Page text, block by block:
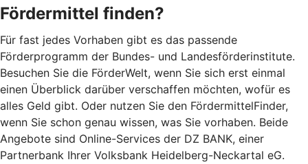
Fördermittel finden?
Für fast jedes Vorhaben gibt es das passende
Förderprogramm der Bundes- und Landesförderinstitute.
Besuchen Sie die FörderWelt, wenn Sie sich erst einmal
einen Überblick darüber verschaffen möchten, wofür es
alles Geld gibt. Oder nutzen Sie den FördermittelFinder,
wenn Sie schon genau wissen, was Sie vorhaben. Beide
Angebote sind Online-Services der DZ BANK, einer
Partnerbank Ihrer Volksbank Heidelberg-Neckartal eG.